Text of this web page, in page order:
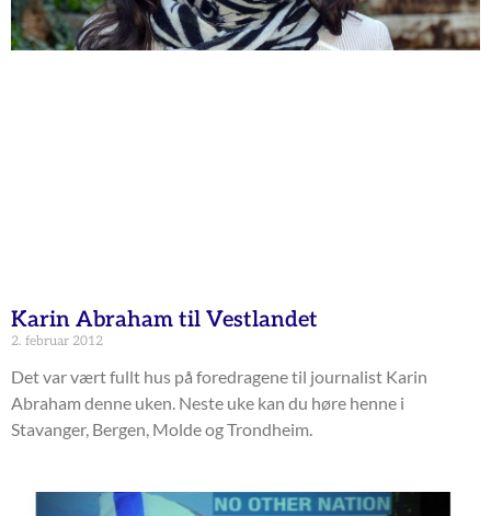
Karin Abraham til Vestlandet
2. februar 2012
Det var vært fullt hus på foredragene til journalist Karin
Abraham denne uken. Neste uke kan du høre henne i
Stavanger, Bergen, Molde og Trondheim.